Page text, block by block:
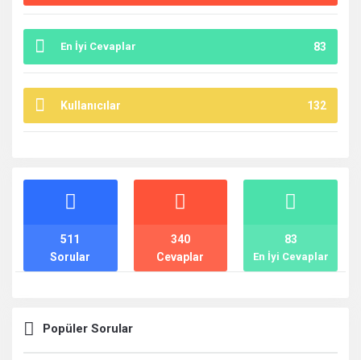
En İyi Cevaplar 83
Kullanıcılar 132
İstatistikler
Sorular
511
Cevaplar
340
En İyi Cevaplar
83
Popüler Sorular